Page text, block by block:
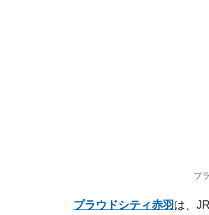
プ
プラウドシティ赤羽 は、